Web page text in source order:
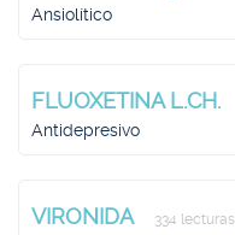
Ansiolítico
FLUOXETINA L.CH.
Antidepresivo
VIRONIDA 334 lecturas